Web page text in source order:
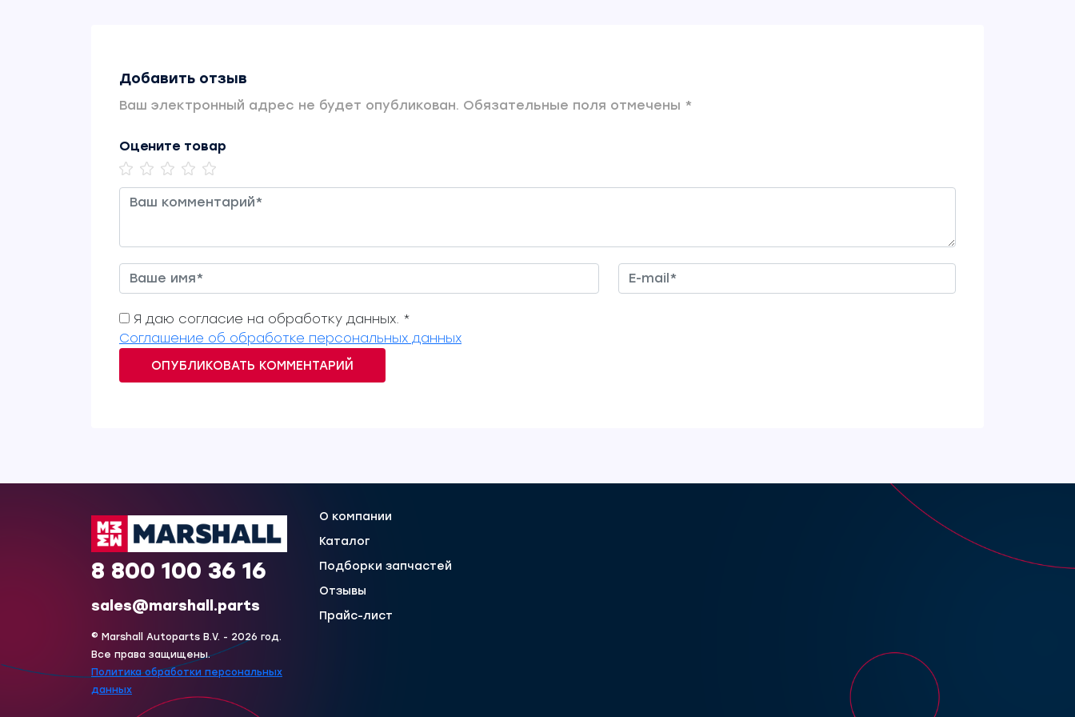
Добавить отзыв
Ваш электронный адрес не будет опубликован. Обязательные поля отмечены *
Оцените товар
Я даю согласие на обработку данных. *
Соглашение об обработке персональных данных
ОПУБЛИКОВАТЬ КОММЕНТАРИЙ
8 800 100 36 16
sales@marshall.parts
© Marshall Autoparts B.V. - 2026 год.
Все права защищены.
Политика обработки персональных
данных
О компании
Каталог
Подборки запчастей
Отзывы
Прайс-лист